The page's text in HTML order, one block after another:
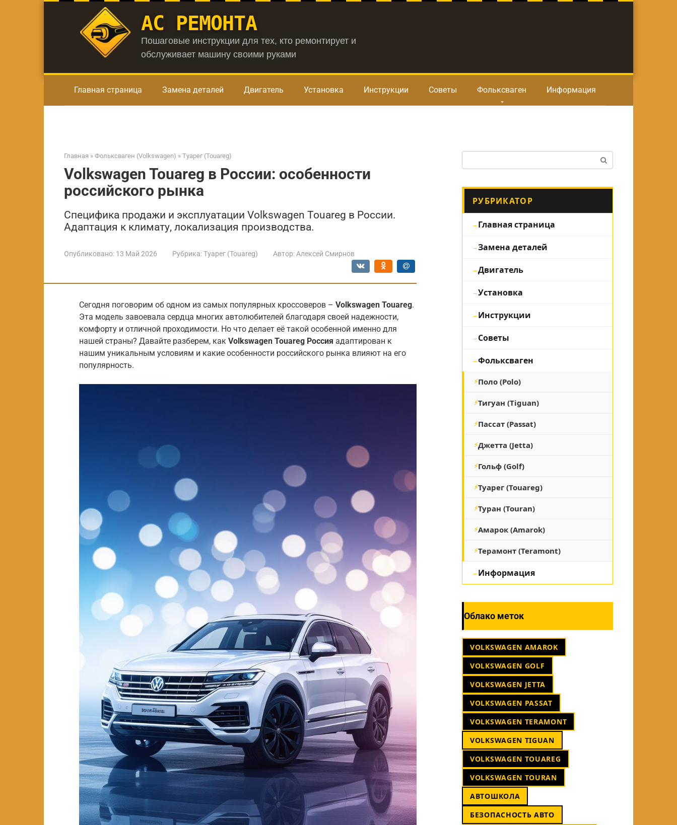
АС РЕМОНТА
Пошаговые инструкции для тех, кто ремонтирует и
обслуживает машину своими руками
Главная страница Замена деталей Двигатель Установка Инструкции Советы Фольксваген Информация
Главная » Фольксваген (Volkswagen) » Туарег (Touareg)
Volkswagen Touareg в России: особенности
российского рынка
Специфика продажи и эксплуатации Volkswagen Touareg в России.
Адаптация к климату, локализация производства.
Опубликовано: 13 Май 2026 Рубрика:Туарег (Touareg) Автор: Алексей Смирнов
Сегодня поговорим об одном из самых популярных кроссоверов – Volkswagen Touareg.
Эта модель завоевала сердца многих автолюбителей благодаря своей надежности,
комфорту и отличной проходимости. Но что делает её такой особенной именно для
нашей страны? Давайте разберем, как Volkswagen Touareg Россия адаптирован к
нашим уникальным условиям и какие особенности российского рынка влияют на его
популярность.
РУБРИКАТОР
Главная страница
Замена деталей
Двигатель
Установка
Инструкции
Советы
Фольксваген
Поло (Polo)
Тигуан (Tiguan)
Пассат (Passat)
Джетта (Jetta)
Гольф (Golf)
Туарег (Touareg)
Туран (Touran)
Амарок (Amarok)
Терамонт (Teramont)
Информация
Облако меток
VOLKSWAGEN AMAROK
VOLKSWAGEN GOLF
VOLKSWAGEN JETTA
VOLKSWAGEN PASSAT
VOLKSWAGEN TERAMONT
VOLKSWAGEN TIGUAN
VOLKSWAGEN TOUAREG
VOLKSWAGEN TOURAN
АВТОШКОЛА
БЕЗОПАСНОСТЬ АВТО